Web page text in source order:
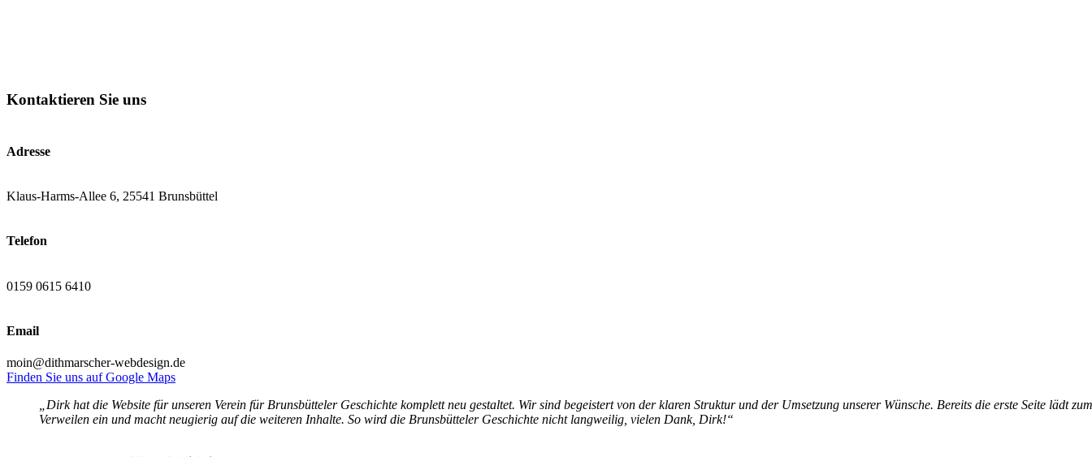
Kontaktieren Sie uns
Adresse
Klaus-Harms-Allee 6, 25541 Brunsbüttel
Telefon
0159 0615 6410
Email
moin@dithmarscher-webdesign.de
Finden Sie uns auf Google Maps
„Dirk hat die Website für unseren Verein für Brunsbütteler Geschichte komplett neu gestaltet. Wir sind begeistert von der klaren Struktur und der Umsetzung unserer Wünsche. Bereits die erste Seite lädt zum
Verweilen ein und macht neugierig auf die weiteren Inhalte. So wird die Brunsbütteler Geschichte nicht langweilig, vielen Dank, Dirk!“